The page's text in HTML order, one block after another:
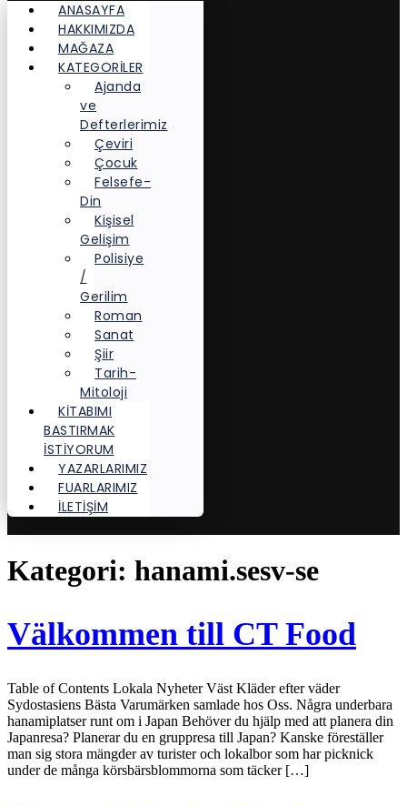
ANASAYFA
HAKKIMIZDA
MAĞAZA
KATEGORİLER
Ajanda
ve
Defterlerimiz
Çeviri
Çocuk
Felsefe-
Din
Kişisel
Gelişim
Polisiye
/
Gerilim
Roman
Sanat
Şiir
Tarih-
Mitoloji
KITABIMI
BASTIRMAK
İSTIYORUM
YAZARLARIMIZ
FUARLARIMIZ
İLETİŞİM
Kategori: hanami.sesv-se
Välkommen till CT Food
Table of Contents Lokala Nyheter Väst Kläder efter väder
Sydostasiens Bästa Varumärken samlade hos Oss. Några underbara
hanamiplatser runt om i Japan Behöver du hjälp med att planera din
Japanresa? Planerar du en gruppresa till Japan? Kanske föreställer
man sig stora mängder av turister och lokalbor som har picknick
under de många körsbärsblommorna som täcker […]